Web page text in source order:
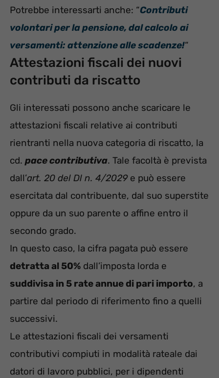
Potrebbe interessarti anche: “Contributi
volontari per la pensione, dal calcolo ai
versamenti: attenzione alle scadenze!“
Attestazioni fiscali dei nuovi
contributi da riscatto
Gli interessati possono anche scaricare le
attestazioni fiscali relative ai contributi
rientranti nella nuova categoria di riscatto, la
cd. pace contributiva. Tale facoltà è prevista
dall’art. 20 del Dl n. 4/2029e può essere
esercitata dal contribuente, dal suo superstite
oppure da un suo parente o affine entro il
secondo grado.
In questo caso, la cifra pagata può essere
detratta al 50% dall’imposta lorda e
suddivisa in 5 rate annue di pari importo, a
partire dal periodo di riferimento fino a quelli
successivi.
Le attestazioni fiscali dei versamenti
contributivi compiuti in modalità rateale dai
datori di lavoro pubblici, per i dipendenti